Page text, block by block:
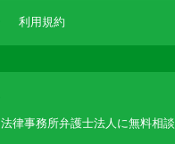
利用規約
律事務所弁護士法人に無料相談